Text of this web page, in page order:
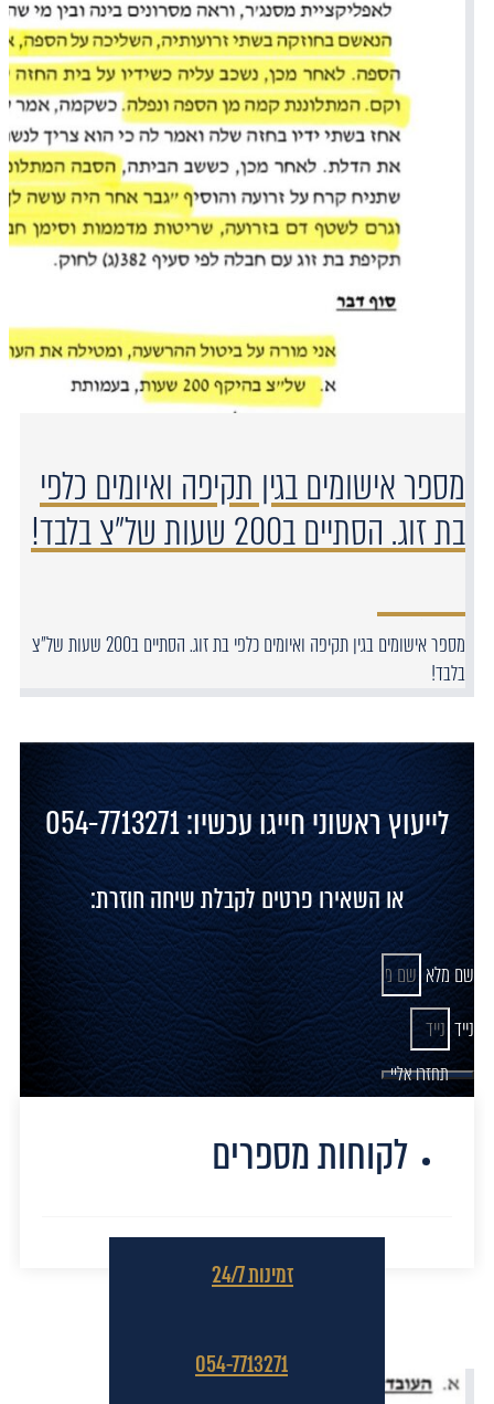
מספר אישומים בגין תקיפה ואיומים כלפי
בת זוג. הסתיים ב200 שעות של״צ בלבד!
מספר אישומים בגין תקיפה ואיומים כלפי בת זוג. הסתיים ב200 שעות של״צ
בלבד!
לייעוץ ראשוני חייגו עכשיו: 054-7713271
או השאירו פרטים לקבלת שיחה חוזרת:
שם מלא
נייד
תחזרו אליי
לקוחות מספרים
זמינות 24/7
054-7713271